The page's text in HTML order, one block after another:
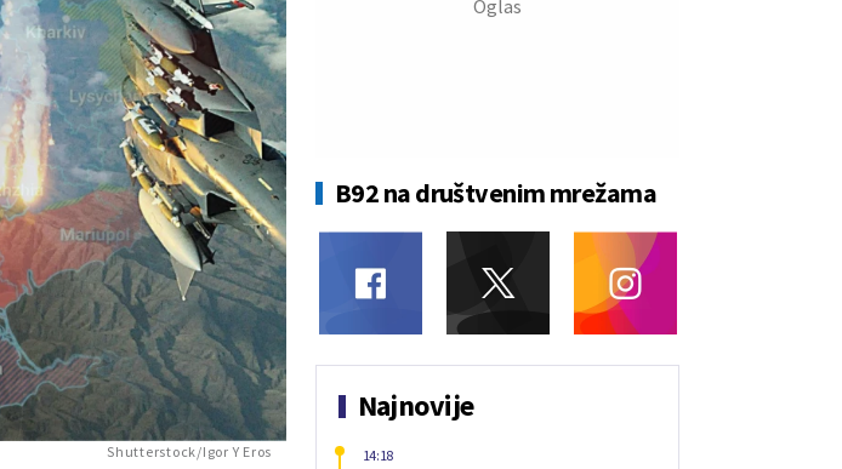
Shutterstock/Igor Y Eros
B92 na društvenim mrežama
Najnovije
14:18